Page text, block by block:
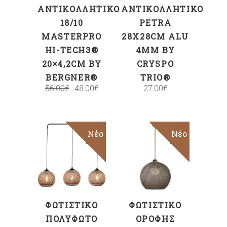
ΑΝΤΙΚΟΛΛΗΤΙΚΌ
18/10
MASTERPRO
HI-TECH3®
20×4,2CM BY
BERGNER®
56.00€ 48.00€
ΑΝΤΙΚΟΛΛΗΤΙΚΌ
PETRA
28X28CM ALU
4MM BY
CRYSPO
TRIO®
27.00€
Sale
Νέο
ΠΡΟΣΘΉΚΗ
ΦΩΤΙΣΤΙΚΌ
ΠΟΛΎΦΩΤΟ
Sale
Νέο
ΠΡΟΣΘΉΚΗ
ΣΤΟ ΚΑΛΆΘΙ
ΦΩΤΙΣΤΙΚΌ
ΟΡΟΦΉΣ